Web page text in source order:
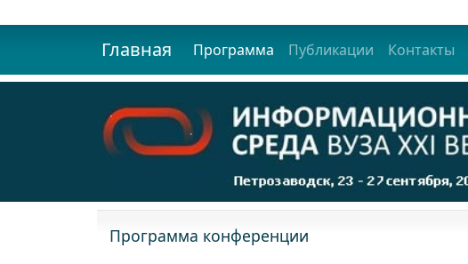
Главная Программа Публикации Контакты
Программа конференции